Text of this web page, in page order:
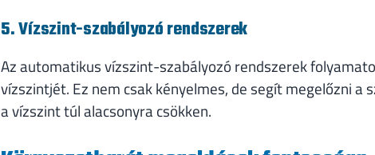
5. Vízszint-szabályozó rendszerek
Az automatikus vízszint-szabályozó rendszerek
vízszintjét. Ez nem csak kényelmes, de segít megelőzni
a vízszint túl alacsonyra csökken.